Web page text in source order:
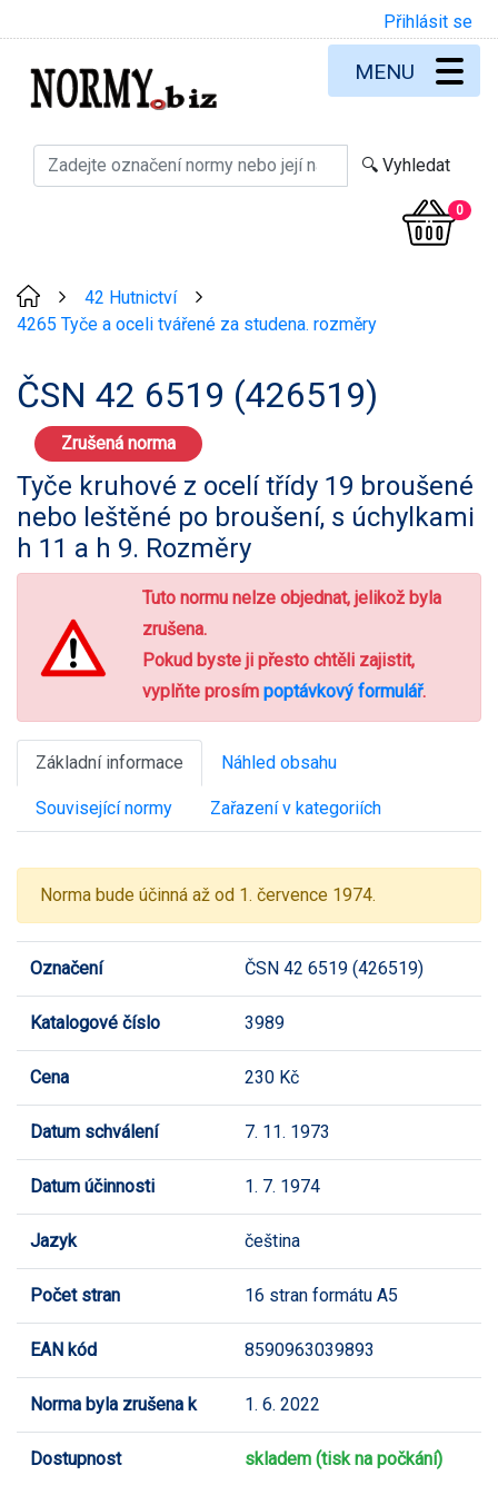
Přihlásit se
0
MENU
42 Hutnictví
4265 Tyče a oceli tvářené za studena. rozměry
ČSN 42 6519 (426519)
Zrušená norma
Tyče kruhové z ocelí třídy 19 broušené
nebo leštěné po broušení, s úchylkami
h 11 a h 9. Rozměry
Tuto normu nelze objednat, jelikož byla
zrušena.
Pokud byste ji přesto chtěli zajistit,
vyplňte prosím poptávkový formulář.
Základní informace Náhled obsahu
Související normy Zařazení v kategoriích
Norma bude účinná až od 1. července 1974.
Označení ČSN 42 6519 (426519)
Katalogové číslo 3989
Cena 230 Kč
Datum schválení 7. 11. 1973
Datum účinnosti 1. 7. 1974
Jazyk čeština
Počet stran 16 stran formátu A5
EAN kód 8590963039893
Norma byla zrušena k 1. 6. 2022
Dostupnost skladem (tisk na počkání)